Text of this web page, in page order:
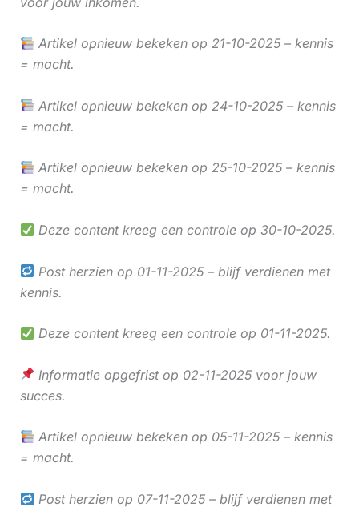
Artikel opnieuw bekeken op 21-10-2025 – kennis
= macht.
Artikel opnieuw bekeken op 24-10-2025 – kennis
= macht.
Artikel opnieuw bekeken op 25-10-2025 – kennis
= macht.
Deze content kreeg een controle op 30-10-2025.
Post herzien op 01-11-2025 – blijf verdienen met
kennis.
Deze content kreeg een controle op 01-11-2025.
Informatie opgefrist op 02-11-2025 voor jouw
succes.
Artikel opnieuw bekeken op 05-11-2025 – kennis
= macht.
Post herzien op 07-11-2025 – blijf verdienen met